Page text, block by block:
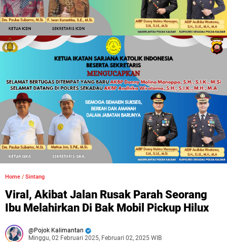
Home / Sintang
Viral, Akibat Jalan Rusak Parah Seorang
Ibu Melahirkan Di Bak Mobil Pickup Hilux
Pojok Kalimantan
Minggu, 02 Februari 2025, Februari 02, 2025 WIB